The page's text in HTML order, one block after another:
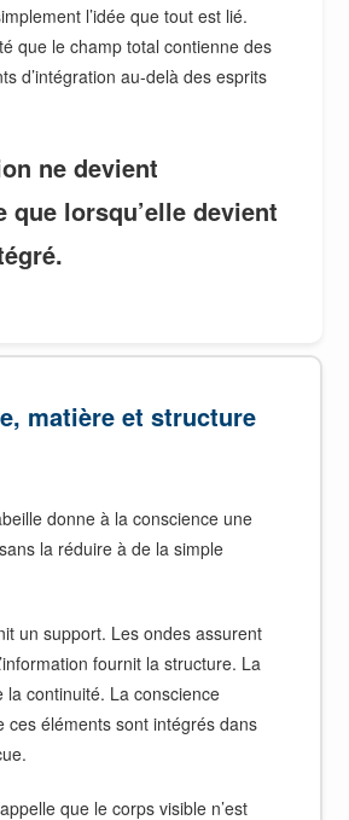
l’idée que tout est lié.
que le champ total contienne des
d’intégration au-delà des esprits
ne devient
que lorsqu’elle devient
matière et structure
donne à la conscience une
la réduire à de la simple
un support. Les ondes assurent
fournit la structure. La
la continuité. La conscience
ces éléments sont intégrés dans
que le corps visible n’est